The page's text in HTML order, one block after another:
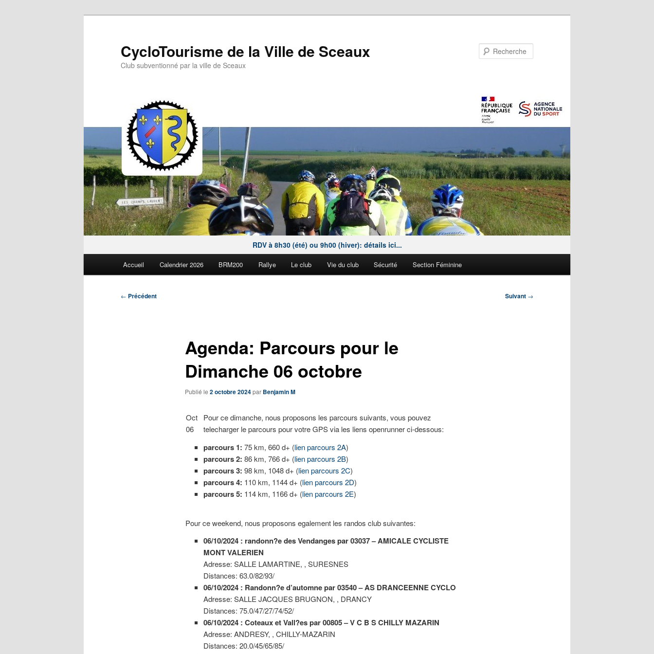
CycloTourisme de la Ville de Sceaux
Club subventionné par la ville de Sceaux
RDV à 8h30 (été) ou 9h00 (hiver): détails ici...
Accueil Calendrier 2026 BRM200 Rallye Le club Vie du club Sécurité Section Féminine
Navigation
← Précédent Suivant →
Agenda: Parcours pour le
Dimanche 06 octobre
Publié le 2 octobre 2024par Benjamin M
Oct
06
Pour ce dimanche, nous proposons les parcours suivants, vous pouvez
telecharger le parcours pour votre GPS via les liens openrunner ci-dessous:
parcours 1: 75 km, 660 d+ (lien parcours 2A)
parcours 2: 86 km, 766 d+ (lien parcours 2B)
parcours 3: 98 km, 1048 d+ (lien parcours 2C)
parcours 4: 110 km, 1144 d+ (lien parcours 2D)
parcours 5: 114 km, 1166 d+ (lien parcours 2E)
Pour ce weekend, nous proposons egalement les randos club suivantes:
06/10/2024 : randonn?e des Vendanges par 03037 – AMICALE CYCLISTE
MONT VALERIEN
Adresse: SALLE LAMARTINE, , SURESNES
Distances: 63.0/82/93/
06/10/2024 : Randonn?e d’automne par 03540 – AS DRANCEENNE CYCLO
Adresse: SALLE JACQUES BRUGNON, , DRANCY
Distances: 75.0/47/27/74/52/
06/10/2024 : Coteaux et Vall?es par 00805 – V C B S CHILLY MAZARIN
Adresse: ANDRESY, , CHILLY-MAZARIN
Distances: 20.0/45/65/85/